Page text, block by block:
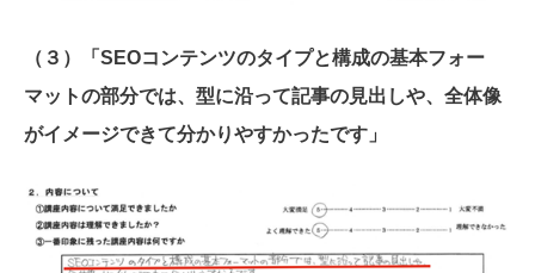
（３）「SEOコンテンツのタイプと構成の基本フォー
マットの部分では、型に沿って記事の見出しや、全体像
がイメージできて分かりやすかったです」